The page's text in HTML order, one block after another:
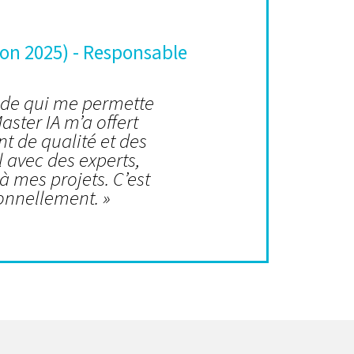
qui me permette
IA m’a offert
de qualité et des
des experts,
projets. C’est
»
2025) - Responsable